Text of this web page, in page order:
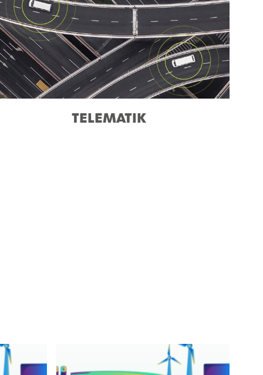
TELEMATIK